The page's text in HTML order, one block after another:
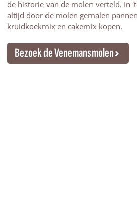
de historie van de molen verteld. In
altijd door de molen gemalen
kruidkoekmix en cakemix kopen.
Bezoek de Venemansmolen